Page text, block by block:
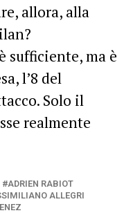
allora, alla
sufficiente, ma è
l’8 del
Solo il
realmente
ADRIEN RABIOT
ALLEGRI